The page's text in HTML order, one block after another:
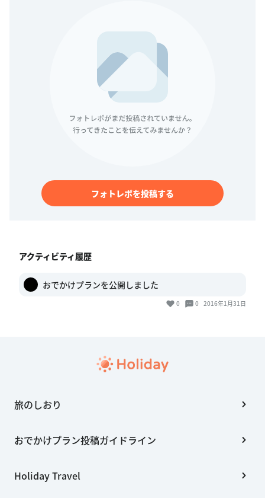
フォトレポを投稿する
アクティビティ履歴
おでかけプランを公開しました
0 0 2016年1月31日
旅のしおり
おでかけプラン投稿ガイドライン
Holiday Travel